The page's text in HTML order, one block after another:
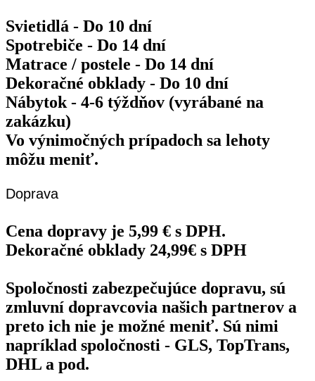
Svietidlá - Do 10 dní
Spotrebiče - Do 14 dní
Matrace / postele - Do 14 dní
Dekoračné obklady - Do 10 dní
Nábytok - 4-6 týždňov (vyrábané na
zakázku)
Vo výnimočných prípadoch sa lehoty
môžu meniť.
Doprava
Cena dopravy je 5,99 € s DPH.
Dekoračné obklady 24,99€ s DPH
Spoločnosti zabezpečujúce dopravu, sú
zmluvní dopravcovia našich partnerov a
preto ich nie je možné meniť. Sú nimi
napríklad spoločnosti - GLS, TopTrans,
DHL a pod.